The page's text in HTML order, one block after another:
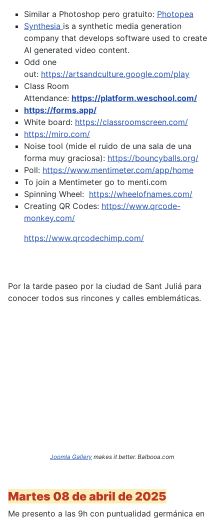
Similar a Photoshop pero gratuito: Photopea
Synthesia is a synthetic media generation
company that develops software used to create
AI generated video content.
Odd one
out: https://artsandculture.google.com/play
Class Room
Attendance: https://platform.weschool.com/
https://forms.app/
White board: https://classroomscreen.com/
https://miro.com/
Noise tool (mide el ruido de una sala de una
forma muy graciosa): https://bouncyballs.org/
Poll: https://www.mentimeter.com/app/home
To join a Mentimeter go to menti.com
Spinning Wheel: https://wheelofnames.com/
Creating QR Codes: https://www.qrcode-
monkey.com/
https://www.qrcodechimp.com/
Por la tarde paseo por la ciudad de Sant Juliá para
conocer todos sus rincones y calles emblemáticas.
Joomla Gallery makes it better. Balbooa.com
Martes 08 de abril de 2025
Me presento a las 9h con puntualidad germánica en